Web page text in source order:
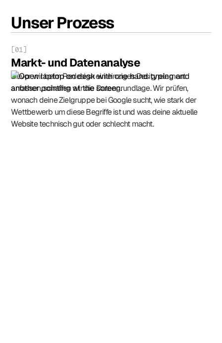
Unser Prozess
[01]
Markt- und Datenanalyse
Bevor wir beim Redesign ein einziges Designelement
anfassen, schaffen wir die Datengrundlage. Wir prüfen,
wonach deine Zielgruppe bei Google sucht, wie stark der
Wettbewerb um diese Begriffe ist und was deine aktuelle
Website technisch gut oder schlecht macht.